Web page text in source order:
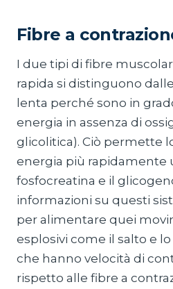
Fibre a
I due tipi di fibre
rapida si distinguono
lenta perché sono in
energia in assenza di
glicolitica). Ciò permette
energia più rapidamente
fosfocreatina e il
informazioni su questi
per alimentare quei
esplosivi come il salto e
che hanno velocità di
rispetto alle fibre a